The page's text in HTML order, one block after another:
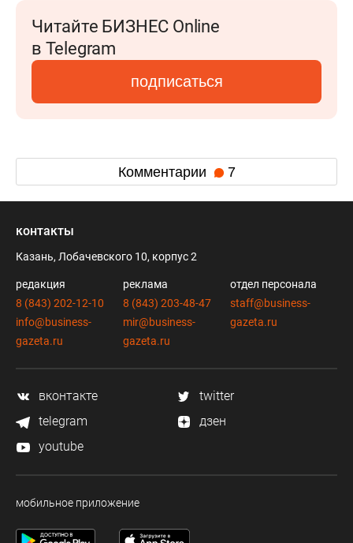
Читайте БИЗНЕС Online
в Telegram
подписаться
Комментарии 7
контакты
Казань, Лобачевского 10, корпус 2
редакция
8 (843) 202-12-10
info@business-
gazeta.ru
реклама
8 (843) 203-48-47
mir@business-
gazeta.ru
отдел персонала
staff@business-
gazeta.ru
вконтакте
twitter
telegram
дзен
youtube
мобильное приложение